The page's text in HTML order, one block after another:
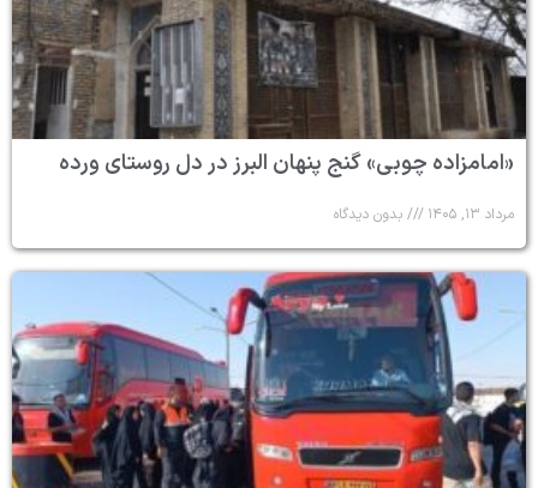
«امامزاده چوبی» گنج پنهان البرز در دل روستای ورده
مرداد ۱۳, ۱۴۰۵ بدون دیدگاه